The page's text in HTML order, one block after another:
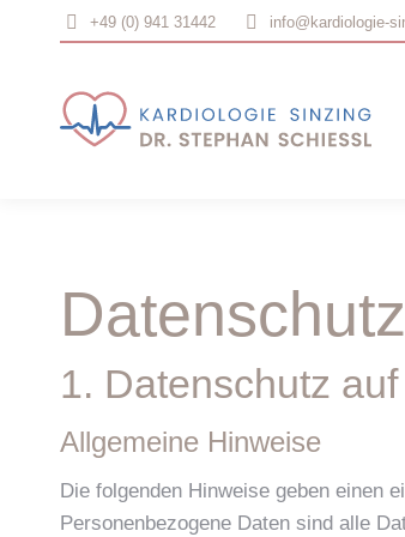
+49 (0) 941 31442 info@kardiologie-
1. Datenschutz
Allgemeine Hinweise
Die folgenden Hinweise geben einen
Personenbezogene Daten sind alle